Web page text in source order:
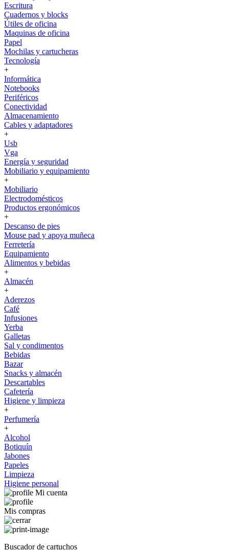
Escritura
Cuadernos y blocks
Útiles de oficina
Maquinas de oficina
Papel
Mochilas y cartucheras
Tecnología
+
Informática
Notebooks
Periféricos
Conectividad
Almacenamiento
Cables y adaptadores
+
Usb
Vga
Energía y seguridad
Mobiliario y equipamiento
+
Mobiliario
Electrodomésticos
Productos ergonómicos
+
Descanso de pies
Mouse pad y apoya muñeca
Ferretería
Equipamiento
Alimentos y bebidas
+
Almacén
+
Aderezos
Café
Infusiones
Yerba
Galletas
Sal y condimentos
Bebidas
Bazar
Snacks y almacén
Descartables
Cafetería
Higiene y limpieza
+
Perfumería
+
Alcohol
Botiquín
Jabones
Papeles
Limpieza
Higiene personal
Mi cuenta
Mis compras
Buscador de cartuchos